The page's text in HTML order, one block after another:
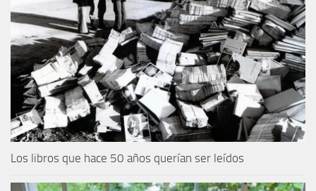
Los libros que hace 50 años querían ser leídos